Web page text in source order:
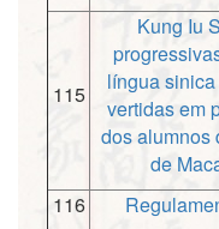
115
Kung Iu
língua
vertidas em
dos alumnos
de
116